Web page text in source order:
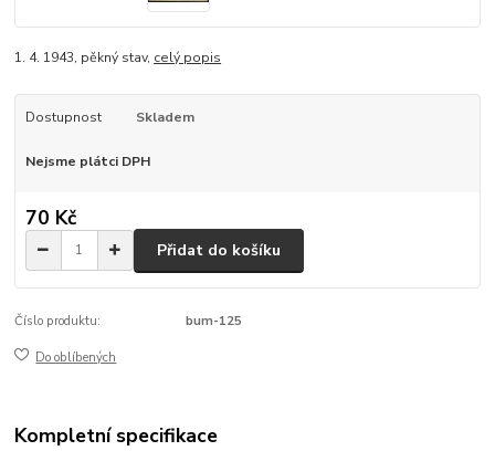
1. 4. 1943, pěkný stav, celý popis
Dostupnost Skladem
Nejsme plátci DPH
70 Kč
Přidat do košíku
Číslo produktu: bum-125
Do oblíbených
Kompletní specifikace